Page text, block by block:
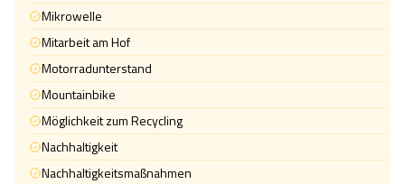
Mikrowelle
Mitarbeit am Hof
Motorradunterstand
Mountainbike
Möglichkeit zum Recycling
Nachhaltigkeit
Nachhaltigkeitsmaßnahmen